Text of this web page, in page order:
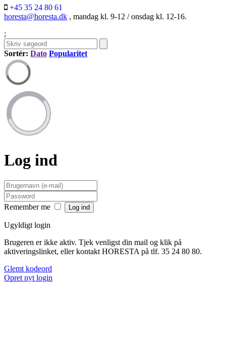
+45 35 24 80 61
horesta@horesta.dk , mandag kl. 9-12 / onsdag kl. 12-16.
;
Sortér: Dato Popularitet
Log ind
Remember me
Ugyldigt login
Brugeren er ikke aktiv. Tjek venligst din mail og klik på
aktiveringslinket, eller kontakt HORESTA på tlf. 35 24 80 80.
Glemt kodeord
Opret nyt login